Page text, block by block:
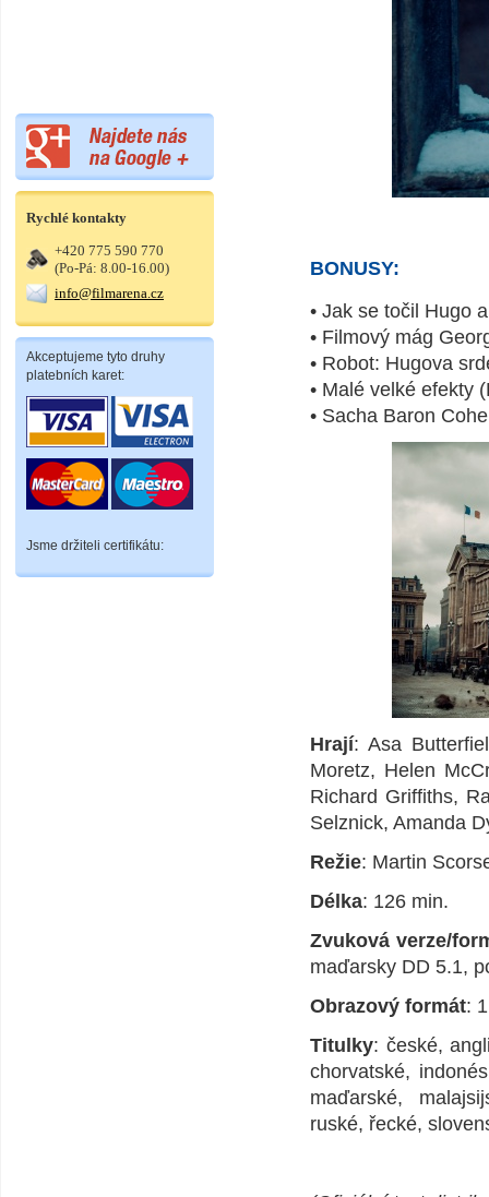
Rychlé kontakty
+420 775 590 770
(Po-Pá: 8.00-16.00)
info@filmarena.cz
Akceptujeme tyto druhy
platebních karet:
Jsme držiteli certifikátu:
BONUSY:
• Jak se točil Hugo
• Filmový mág
• Robot: Hugova
• Malé velké efekty
• Sacha Baron
Hrají: Asa
Moretz, Helen
Richard Griffiths,
Selznick, Amanda
Režie: Martin
Délka: 126 min.
Zvuková verze/
maďarsky DD 5.1,
Obrazový formát:
Titulky: české,
chorvatské,
maďarské,
ruské, řecké,